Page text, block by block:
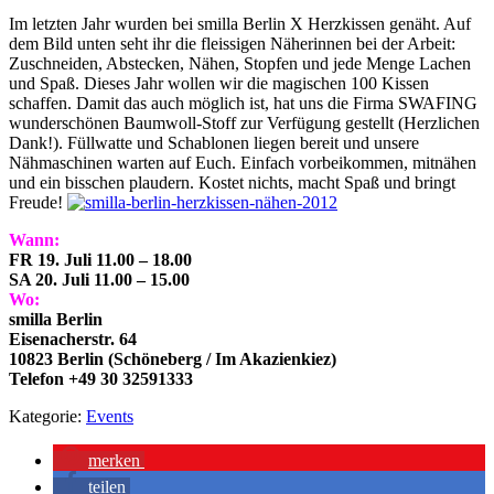
Im letzten Jahr wurden bei smilla Berlin X Herzkissen genäht. Auf
dem Bild unten seht ihr die fleissigen Näherinnen bei der Arbeit:
Zuschneiden, Abstecken, Nähen, Stopfen und jede Menge Lachen
und Spaß. Dieses Jahr wollen wir die magischen 100 Kissen
schaffen. Damit das auch möglich ist, hat uns die Firma SWAFING
wunderschönen Baumwoll-Stoff zur Verfügung gestellt (Herzlichen
Dank!). Füllwatte und Schablonen liegen bereit und unsere
Nähmaschinen warten auf Euch. Einfach vorbeikommen, mitnähen
und ein bisschen plaudern. Kostet nichts, macht Spaß und bringt
Freude!
Wann:
FR 19. Juli 11.00 – 18.00
SA 20. Juli 11.00 – 15.00
Wo:
smilla Berlin
Eisenacherstr. 64
10823 Berlin (Schöneberg / Im Akazienkiez)
Telefon +49 30 32591333
Kategorie: Events
merken
teilen